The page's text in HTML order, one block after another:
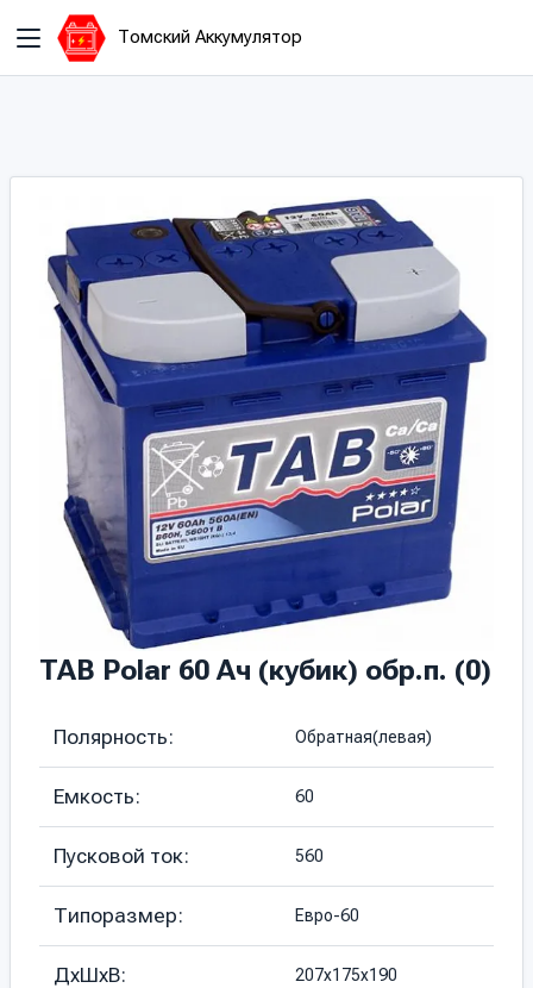
Томский Аккумулятор
TAB Polar 60 Ач (кубик) обр.п. (0)
Полярность: Обратная(левая)
Емкость: 60
Пусковой ток: 560
Типоразмер: Евро-60
ДхШхВ: 207х175х190